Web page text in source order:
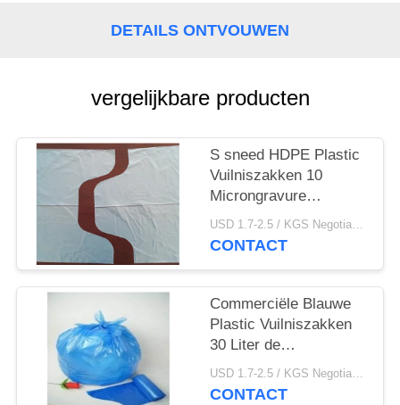
DETAILS ONTVOUWEN
vergelijkbare producten
S sneed HDPE Plastic
Vuilniszakken 10
Microngravure
Drukkend 500 * 600mmUSD 1.7-2.5 / KGS Negotiable MOQ:1000KGS
CONTACT
Commerciële Blauwe
Plastic Vuilniszakken
30 Liter de
Sterverbinding van de
10 Microndikte
USD 1.7-2.5 / KGS Negotiable MOQ:1000KGS
CONTACT